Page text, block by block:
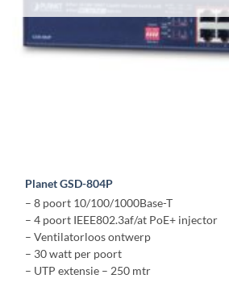
Planet GSD-804P
– 8 poort 10/100/1000Base-T
– 4 poort IEEE802.3af/at PoE+ injector
– Ventilatorloos ontwerp
– 30 watt per poort
– UTP extensie – 250 mtr